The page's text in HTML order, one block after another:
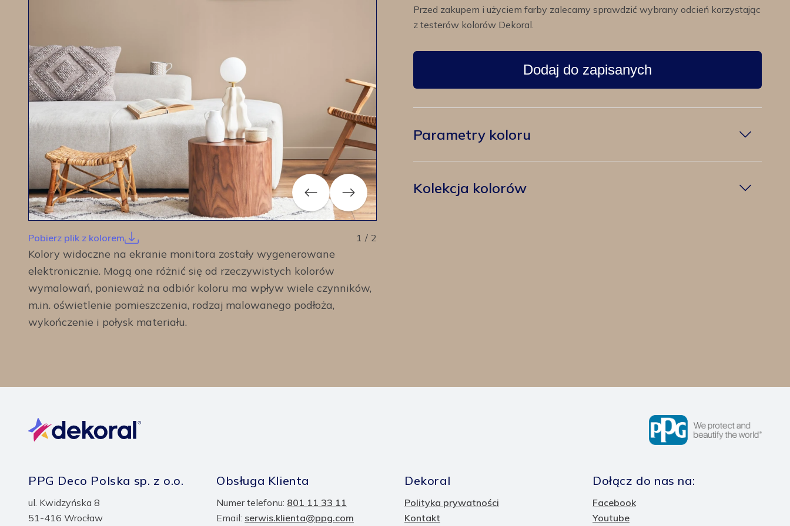
Previous Next
Pobierz plik z kolorem 1 / 2
Kolory widoczne na ekranie monitora zostały wygenerowane
elektronicznie. Mogą one różnić się od rzeczywistych kolorów
wymalowań, ponieważ na odbiór koloru ma wpływ wiele czynników,
m.in. oświetlenie pomieszczenia, rodzaj malowanego podłoża,
wykończenie i połysk materiału.
Przed zakupem i użyciem farby zalecamy sprawdzić wybrany odcień korzystając
z testerów kolorów Dekoral.
Dodaj do zapisanych
Parametry koloru
Kolekcja kolorów
PPG Deco Polska sp. z o.o.
ul. Kwidzyńska 8
51-416 Wrocław
Obsługa Klienta
Numer telefonu: 801 11 33 11
Email: serwis.klienta@ppg.com
Dekoral
Polityka prywatności
Kontakt
Dołącz do nas na:
Facebook
Youtube